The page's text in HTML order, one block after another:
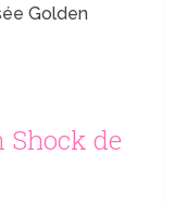
Golden
Shock de